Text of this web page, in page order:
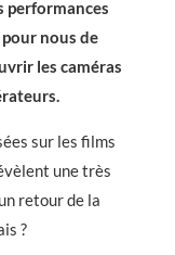
performances
pour nous de
les caméras
sur les films
une très
retour de la
?